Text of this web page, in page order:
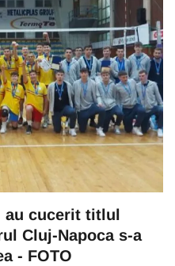
au cucerit titlul
Cluj-Napoca s-a
- FOTO